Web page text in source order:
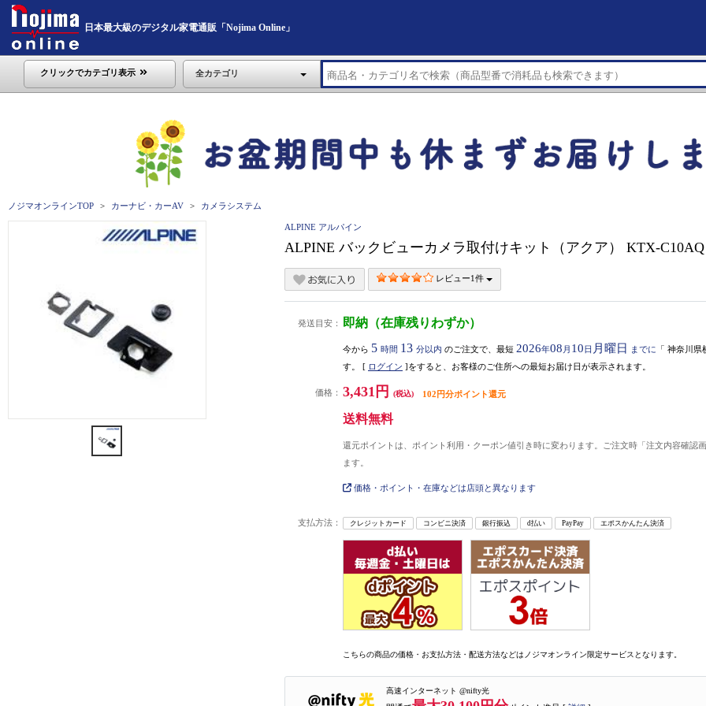
日本最大級のデジタル家電通販「Nojima Online」
クリックでカテゴリ表示 全カテゴリ
ノジマオンラインTOP カーナビ・カーAV カメラシステム
ALPINE アルパイン
ALPINE バックビューカメラ取付けキット（アクア） KTX-C10AQ
レビュー1件
発送目安： 即納（在庫残りわずか）
今から 5 時間 13 分以内 のご注文で、最短 2026年08 月 10日 月曜日 までに 「 神奈川県
す。 [ ログイン ]をすると、お客様のご住所への最短お届け日が表示されます。
価格： 3,431円 (税込) 102円分ポイント還元
送料無料
還元ポイントは、ポイント利用・クーポン値引き時に変わります。ご注文時「注文内容確認
ます。
価格・ポイント・在庫などは店頭と異なります
支払方法： クレジットカード コンビニ決済 銀行振込 d払い PayPay エポスかんたん決済
こちらの商品の価格・お支払方法・配送方法などはノジマオンライン限定サービスとなります。
高速インターネット @nifty光